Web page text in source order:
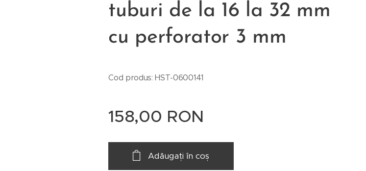
tuburi de la 16 la 32 mm
cu perforator 3 mm
Cod produs: HST-0600141
158,00 RON
Adăugați în coș